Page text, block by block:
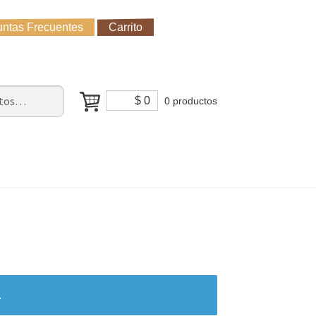
Frecuentes Carrito
Cómo Comprar?
$0 0 productos